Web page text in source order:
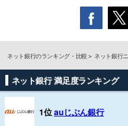
ネット銀行のランキング・比較 ネット銀行
ネット銀行 満足度ランキング
1位auじぶん銀行